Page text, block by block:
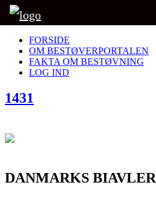
FORSIDE
OM BESTØVERPORTALEN
FAKTA OM BESTØVNING
LOG IND
1431
DANMARKS